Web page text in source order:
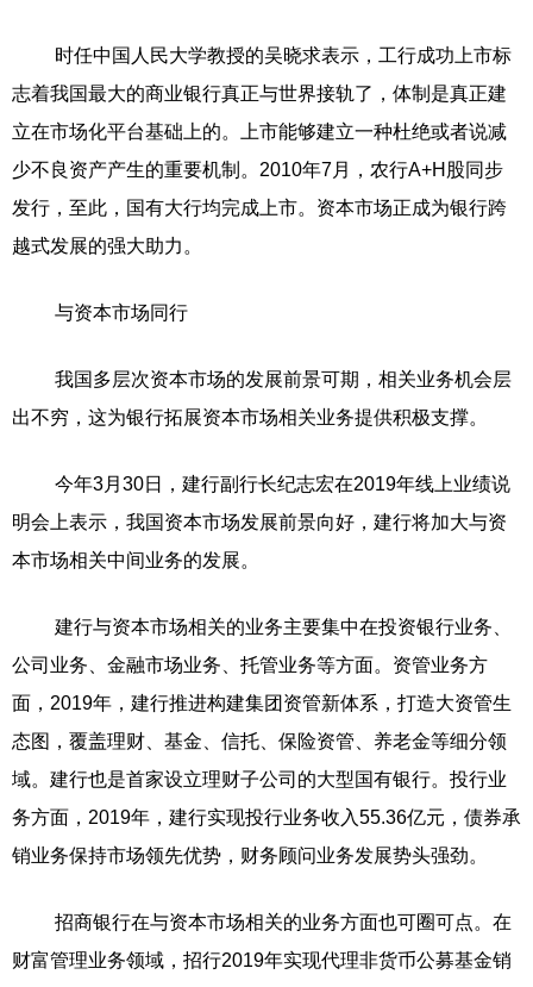
时任中国人民大学教授的吴晓求表示，工行成功上市标
志着我国最大的商业银行真正与世界接轨了，体制是真正建
立在市场化平台基础上的。上市能够建立一种杜绝或者说减
少不良资产产生的重要机制。2010年7月，农行A+H股同步
发行，至此，国有大行均完成上市。资本市场正成为银行跨
越式发展的强大助力。
与资本市场同行
我国多层次资本市场的发展前景可期，相关业务机会层
出不穷，这为银行拓展资本市场相关业务提供积极支撑。
今年3月30日，建行副行长纪志宏在2019年线上业绩说
明会上表示，我国资本市场发展前景向好，建行将加大与资
本市场相关中间业务的发展。
建行与资本市场相关的业务主要集中在投资银行业务、
公司业务、金融市场业务、托管业务等方面。资管业务方
面，2019年，建行推进构建集团资管新体系，打造大资管生
态图，覆盖理财、基金、信托、保险资管、养老金等细分领
域。建行也是首家设立理财子公司的大型国有银行。投行业
务方面，2019年，建行实现投行业务收入55.36亿元，债券承
销业务保持市场领先优势，财务顾问业务发展势头强劲。
招商银行在与资本市场相关的业务方面也可圈可点。在
财富管理业务领域，招行2019年实现代理非货币公募基金销